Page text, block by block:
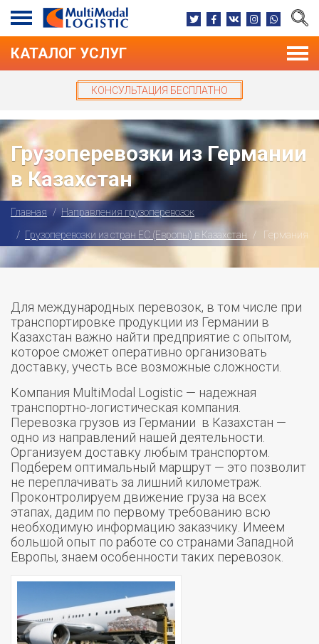
КАТАЛОГ УСЛУГ
КОНСУЛЬТАЦИЯ БЕСПЛАТНО
Грузоперевозки из Германии
в Казахстан
Главная
Направления грузоперевозок
Грузоперевозки из стран ЕС (Европы) в Казахстан
Германия
Для международных перевозок, в том числе при
транспортировке продукции из Германии в
Казахстан важно найти предприятие с опытом,
которое сможет оперативно организовать
доставку, учесть все возможные сложности.
Компания MultiModal Logistic — надежная
транспортно-логистическая компания.
Перевозка грузов из Германии в Казахстан —
одно из направлений нашей деятельности.
Организуем доставку любым транспортом.
Подберем оптимальный маршрут — это позволит
не переплачивать за лишний километраж.
Проконтролируем движение груза на всех
этапах, дадим по первому требованию всю
необходимую информацию заказчику. Имеем
большой опыт по работе со странами Западной
Европы, знаем особенности таких перевозок.